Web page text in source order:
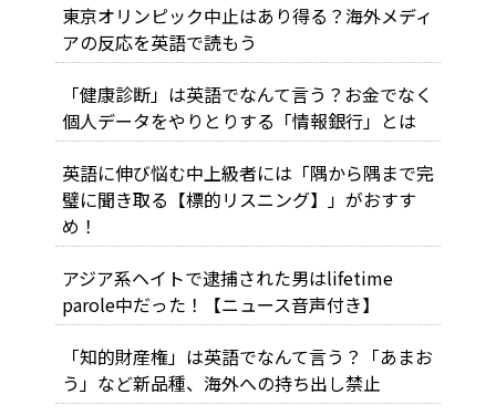
東京オリンピック中止はあり得る？海外メディ
アの反応を英語で読もう
「健康診断」は英語でなんて言う？お金でなく
個人データをやりとりする「情報銀行」とは
英語に伸び悩む中上級者には「隅から隅まで完
璧に聞き取る【標的リスニング】」がおすす
め！
アジア系ヘイトで逮捕された男はlifetime
parole中だった！【ニュース音声付き】
「知的財産権」は英語でなんて言う？「あまお
う」など新品種、海外への持ち出し禁止